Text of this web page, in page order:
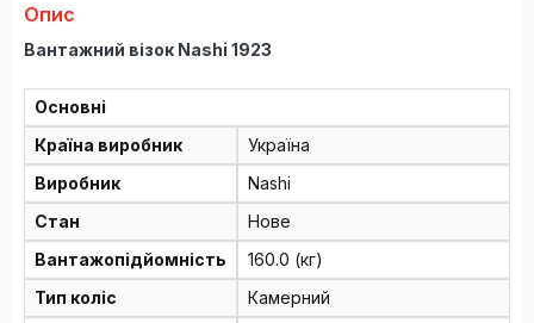
Опис
Вантажний візок Nashi 1923
Основні
Країна виробник
Україна
Виробник
Nashi
Стан
Нове
Вантажопідйомність
160.0 (кг)
Тип коліс
Камерний